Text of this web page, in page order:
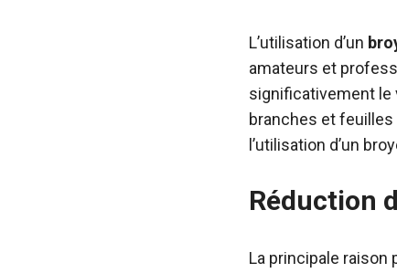
L’utilisation d’un
amateurs et
significativement le
branches et
l’utilisation d’un
Réduction
La principale raison